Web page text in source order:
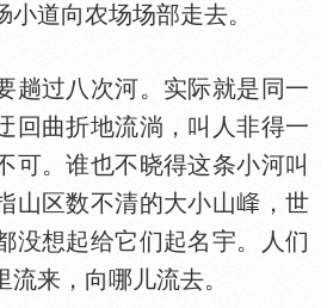
道向农场场部走去。
过八次河。实际就是同一
回曲折地流淌，叫人非得一
可。谁也不晓得这条小河叫
山区数不清的大小山
，世
没想起给它们起名宇。人们
来，向哪儿流去。